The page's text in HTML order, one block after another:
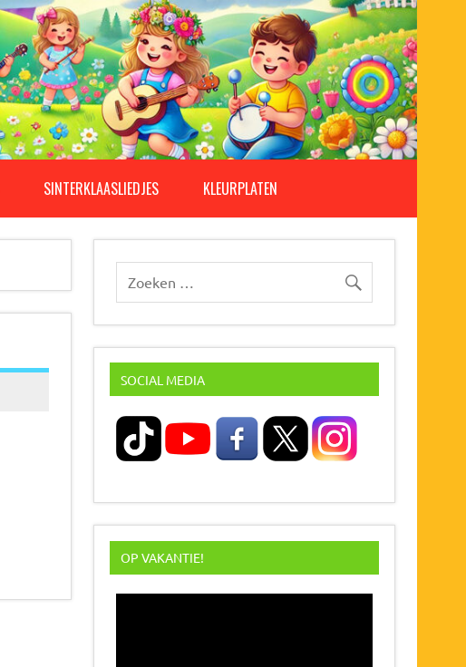
SINTERKLAASLIEDJES KLEURPLATEN
SOCIAL MEDIA
OP VAKANTIE!